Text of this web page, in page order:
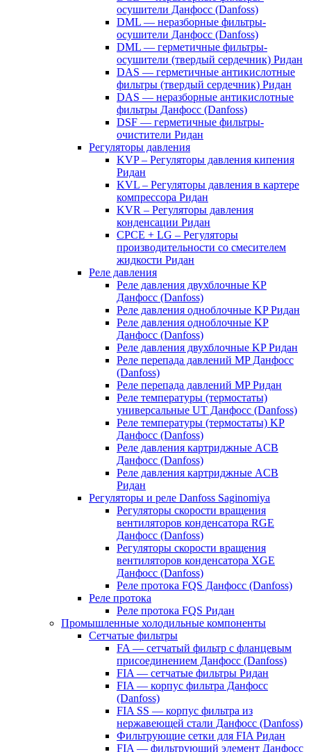
осушители Данфосс (Danfoss)
DML — неразборные фильтры-
осушители Данфосс (Danfoss)
DML — герметичные фильтры-
осушители (твердый сердечник) Ридан
DAS — герметичные антикислотные
фильтры (твердый сердечник) Ридан
DAS — неразборные антикислотные
фильтры Данфосс (Danfoss)
DSF — герметичные фильтры-
очистители Ридан
Регуляторы давления
KVP – Регуляторы давления кипения
Ридан
KVL – Регуляторы давления в картере
компрессора Ридан
KVR – Регуляторы давления
конденсации Ридан
CPCE + LG – Регуляторы
производительности со смесителем
жидкости Ридан
Реле давления
Реле давления двухблочные KP
Данфосс (Danfoss)
Реле давления одноблочные KP Ридан
Реле давления одноблочные KP
Данфосс (Danfoss)
Реле давления двухблочные KP Ридан
Реле перепада давлений MP Данфосс
(Danfoss)
Реле перепада давлений MP Ридан
Реле температуры (термостаты)
универсальные UT Данфосс (Danfoss)
Реле температуры (термостаты) KP
Данфосс (Danfoss)
Реле давления картриджные ACB
Данфосс (Danfoss)
Реле давления картриджные ACB
Ридан
Регуляторы и реле Danfoss Saginomiya
Регуляторы скорости вращения
вентиляторов конденсатора RGE
Данфосс (Danfoss)
Регуляторы скорости вращения
вентиляторов конденсатора XGE
Данфосс (Danfoss)
Реле протока FQS Данфосс (Danfoss)
Реле протока
Реле протока FQS Ридан
Промышленные холодильные компоненты
Сетчатые фильтры
FA — сетчатый фильтр с фланцевым
присоединением Данфосс (Danfoss)
FIA — сетчатые фильтры Ридан
FIA — корпус фильтра Данфосс
(Danfoss)
FIA SS — корпус фильтра из
нержавеющей стали Данфосс (Danfoss)
Фильтрующие сетки для FIA Ридан
FIA — фильтрующий элемент Данфосс